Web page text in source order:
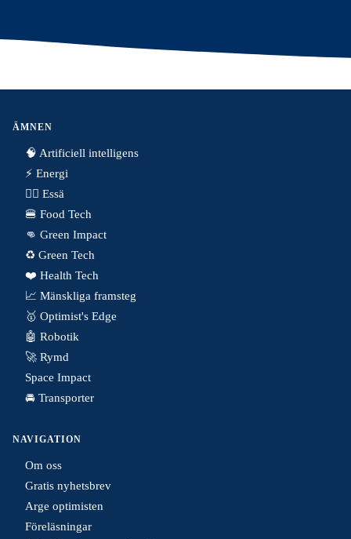
ÄMNEN
🧠 Artificiell intelligens
⚡️ Energi
✍🏼 Essä
🍔 Food Tech
👊 Green Impact
♻️ Green Tech
❤️ Health Tech
📈 Mänskliga framsteg
🥇 Optimist's Edge
🤖 Robotik
🚀 Rymd
Space Impact
🚘 Transporter
NAVIGATION
Om oss
Gratis nyhetsbrev
Arge optimisten
Föreläsningar